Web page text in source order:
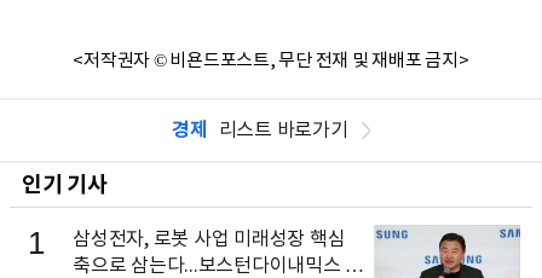
<저작권자 © 비욘드포스트, 무단 전재 및 재배포 금지>
경제 리스트 바로가기
인기 기사
1
삼성전자, 로봇 사업 미래성장 핵심
축으로 삼는다...보스턴다이내믹스 출